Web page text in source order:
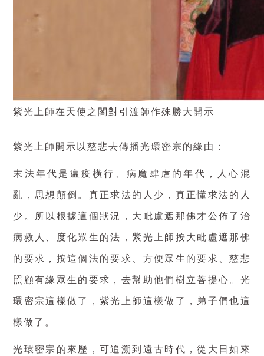
紫光上師在天使之閣對引渡師作殊勝大開示
紫光上師開示以慈悲去傳播光環密宗的緣由：
末法年代是瘟疫橫行、病魔肆虐的年代，人心混
亂，思想顛倒。真正求法的人少，真正懂求法的人
少。所以根據這個狀況，大毗盧遮那佛才公佈了治
病救人、度化眾生的法，紫光上師按大毗盧遮那佛
的要求，按這個法的要求、方便眾生的要求、慈悲
照顧有緣眾生的要求，去幫助他們樹立菩提心。光
環密宗這樣做了，紫光上師這樣做了，弟子們也這
樣做了。
光環密宗的來歷，可追溯到遠古時代，從大日如來